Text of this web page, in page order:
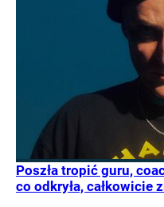
Poszła tropić guru,
co odkryła, całkowicie